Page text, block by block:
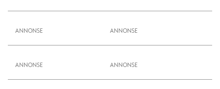
ANNONSE
ANNONSE